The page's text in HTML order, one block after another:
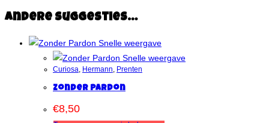
Andere suggesties…
Snelle weergave
Snelle weergave
Curiosa, Hermann, Prenten
Zonder Pardon
€8,50